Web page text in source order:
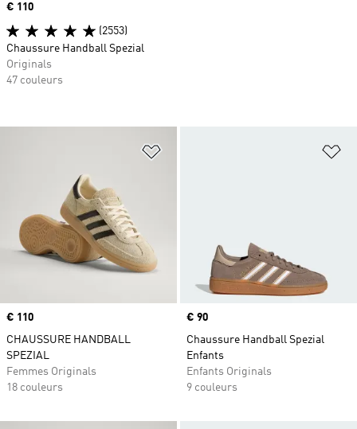
Ajouter à la Liste de produits
Prix
€ 110
CHAUSSURE HANDBALL
SPEZIAL
Femmes Originals
18 couleurs
Prix
€ 90
Chaussure Handball Spezial
Enfants
Enfants Originals
9 couleurs
Prix
€ 110
(2553)
Chaussure Handball Spezial
Originals
47 couleurs